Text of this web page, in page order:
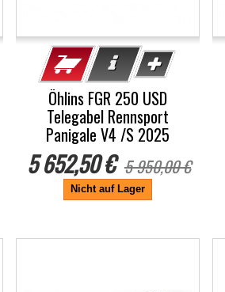
Öhlins FGR 250 USD
Telegabel Rennsport
Panigale V4 /S 2025
5 652,50 € 5 950,00 €
Nicht auf Lager